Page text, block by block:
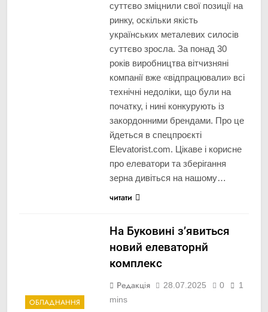
суттєво зміцнили свої позиції на
ринку, оскільки якість
українських металевих силосів
суттєво зросла. За понад 30
років виробництва вітчизняні
компанії вже «відпрацювали» всі
технічні недоліки, що були на
початку, і нині конкурують із
закордонними брендами. Про це
йдеться в спецпроєкті
Elevatorist.com. Цікаве і корисне
про елеватори та зберігання
зерна дивіться на нашому…
читати
ОБЛАДНАННЯ
На Буковині з’явиться
новий елеваторнй
комплекс
Редакція 28.07.2025 0
1
mins